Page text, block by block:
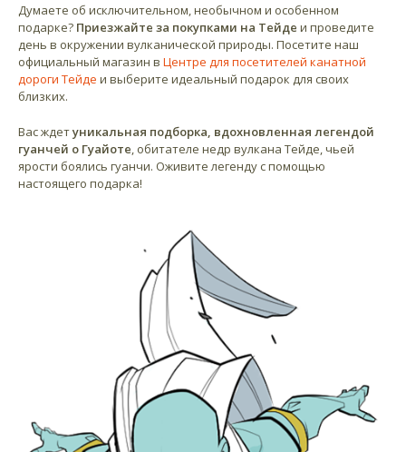
Думаете об исключительном, необычном и особенном
подарке? Приезжайте за покупками на Тейде и проведите
день в окружении вулканической природы. Посетите наш
официальный магазин в Центре для посетителей канатной
дороги Тейде и выберите идеальный подарок для своих
близких.
Вас ждетуникальная подборка, вдохновленная легендой
гуанчей о Гуайоте, обитателе недр вулкана Тейде, чьей
ярости боялись гуанчи. Оживите легенду с помощью
настоящего подарка!